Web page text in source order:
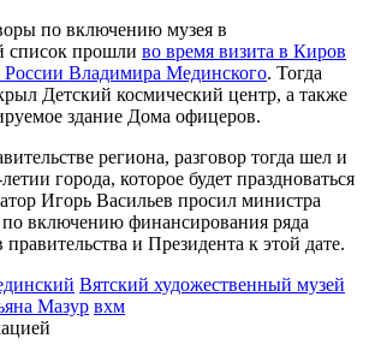
по включению музея в
список прошли во время визита в Киров
России Владимира Мединского. Тогда
Детский космический центр, а также
здание Дома офицеров.
региона, разговор тогда шел и
города, которое будет праздноваться
Игорь Васильев просил министра
по включению финансирования ряда
и Президента к этой дате.
Вятский художественный музей
Мазур вхм